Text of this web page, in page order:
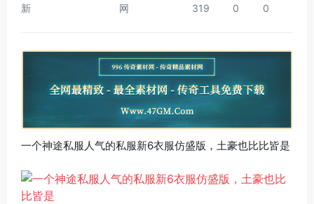
新
网
319 0 0
一个神途私服人气的私服新6衣服仿盛版，土豪也比比皆是